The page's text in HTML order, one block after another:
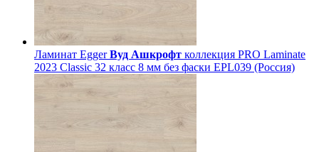
Ламинат EggerВуд Ашкрофт коллекция PRO Laminate
2023 Classic 32 класс 8 мм без фаски EPL039 (Россия)